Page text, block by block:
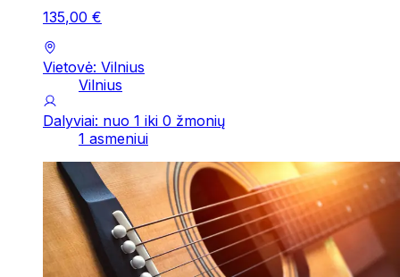
135,00 €
Vietovė: Vilnius
Vilnius
Dalyviai: nuo 1 iki 0 žmonių
1 asmeniui